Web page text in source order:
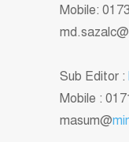
Mobile:
Sub Editor :
Mobile :
masum@